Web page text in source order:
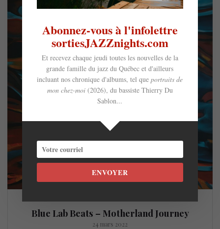
Blue Lab Beats – Motherland Journey
24 mars 2022
Abonnez-vous à l'infolettre
sortiesJAZZnights.com
Et recevez chaque jeudi toutes les nouvelles de la
grande famille du jazz du Québec et d'ailleurs
incluant nos chronique d'albums, tel queportraits de
mon chez-moi (2026), du bassiste Thierry Du
Sablon...
ENVOYER